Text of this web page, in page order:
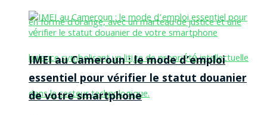
IMEI au Cameroun : le mode d’emploi
essentiel pour vérifier le statut douanier
de votre smartphone